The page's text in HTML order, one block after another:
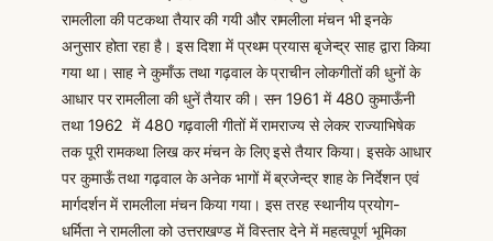
रामलीला की पटकथा तैयार की गयी और रामलीला मंचन भी इनके
अनुसार होता रहा है। इस दिशा में प्रथम प्रयास बृजेन्द्र साह द्वारा किया
गया था। साह ने कुमाँऊ तथा गढ़वाल के प्राचीन लोकगीतों की धुनों के
आधार पर रामलीला की धुनें तैयार की। सन 1961 में 480 कुमाऊँनी
तथा 1962 में 480 गढ़वाली गीतों में रामराज्य से लेकर राज्याभिषेक
तक पूरी रामकथा लिख कर मंचन के लिए इसे तैयार किया। इसके आधार
पर कुमाऊँ तथा गढ़वाल के अनेक भागों में ब्रजेन्द्र शाह के निर्देशन एवं
मार्गदर्शन में रामलीला मंचन किया गया। इस तरह स्थानीय प्रयोग-
धर्मिता ने रामलीला को उत्तराखण्ड में विस्तार देने में महत्वपूर्ण भूमिका